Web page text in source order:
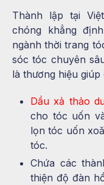
Thành lập tại
chóng khẳng
ngành thời trang
sóc tóc chuyên
là thương hiệu
Dầu xả thảo
cho tóc uốn
lọn tóc uốn
tóc.
Chứa các
thiện độ đàn